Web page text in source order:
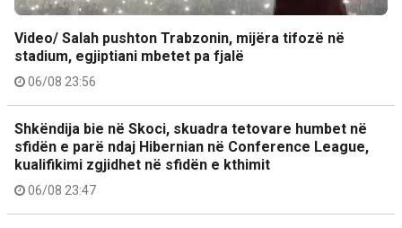
Video/ Salah pushton Trabzonin, mijëra tifozë në
stadium, egjiptiani mbetet pa fjalë
06/08 23:56
Shkëndija bie në Skoci, skuadra tetovare humbet në
sfidën e parë ndaj Hibernian në Conference League,
kualifikimi zgjidhet në sfidën e kthimit
06/08 23:47